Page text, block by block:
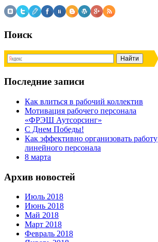
Поиск
Последние записи
Как влиться в рабочий коллектив
Мотивация рабочего персонала
«ФРЭШ Аутсорсинг»
С Днем Победы!
Как эффективно организовать работу
линейного персонала
8 марта
Архив новостей
Июль 2018
Июнь 2018
Май 2018
Март 2018
Февраль 2018